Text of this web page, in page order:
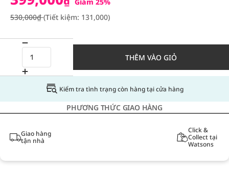
530,000₫(Tiết kiệm: 131,000)
THÊM VÀO GIỎ
Kiểm tra tình trạng còn hàng tại cửa hàng
PHƯƠNG THỨC GIAO HÀNG
Giao hàng
tận nhà
Click &
Collect tại
Watsons